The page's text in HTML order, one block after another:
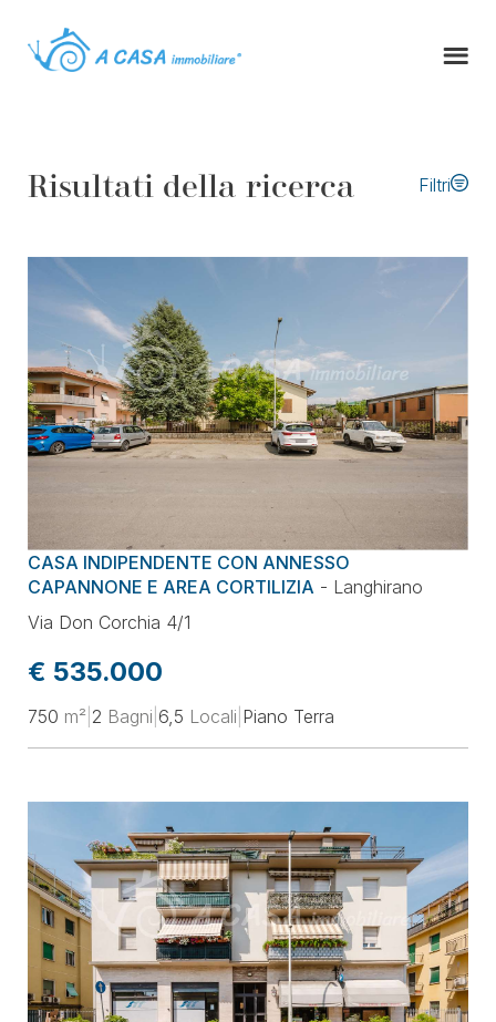
Risultati della ricerca Filtri
Tipo di contratto
Tipologia immobile
Comune
Prezzo
Superficie
Classe energetica
Ordina per
Aggiorna la selezione
CASA INDIPENDENTE CON ANNESSO
CAPANNONE E AREA CORTILIZIA - Langhirano
Via Don Corchia 4/1
€ 535.000
750 m² 2 Bagni 6,5 Locali Piano Terra